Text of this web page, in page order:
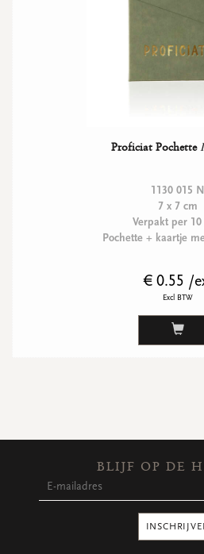
Proficiat Pochette
1130 015 N
7 x 7 cm
Verpakt per
Pochette + kaartje
€ 0.55 /
Excl BTW
BLIJF OP DE